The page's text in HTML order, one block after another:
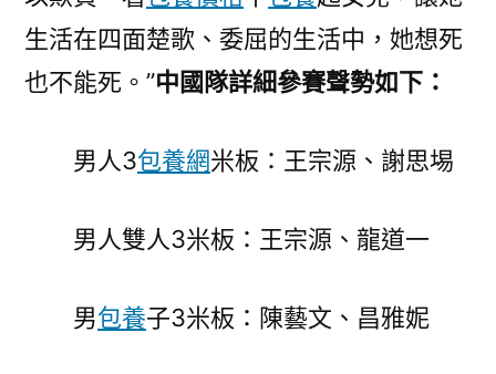
生活在四面楚歌、委屈的生活中，她想死
也不能死。”中國隊詳細參賽聲勢如下：
男人3包養網米板：王宗源、謝思埸
男人雙人3米板：王宗源、龍道一
男包養子3米板：陳藝文、昌雅妮